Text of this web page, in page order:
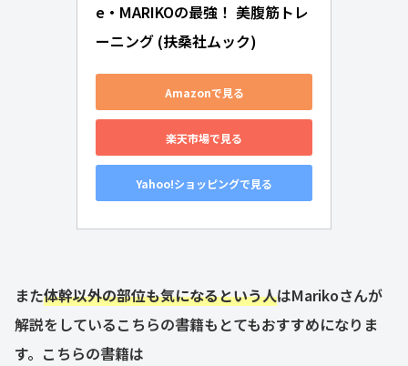
e・MARIKOの最強！ 美腹筋トレ
ーニング (扶桑社ムック)
Amazonで見る
楽天市場で見る
Yahoo!ショッピングで見る
また体幹以外の部位も気になるという人はMarikoさんが
解説をしているこちらの書籍もとてもおすすめになりま
す。こちらの書籍は